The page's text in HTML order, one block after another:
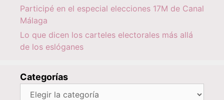
Participé en el especial elecciones 17M de Canal
Málaga
Lo que dicen los carteles electorales más allá
de los eslóganes
Categorías
Categorías